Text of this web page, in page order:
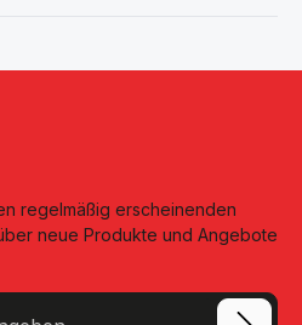
regelmäßig erscheinenden
neue Produkte und Angebote